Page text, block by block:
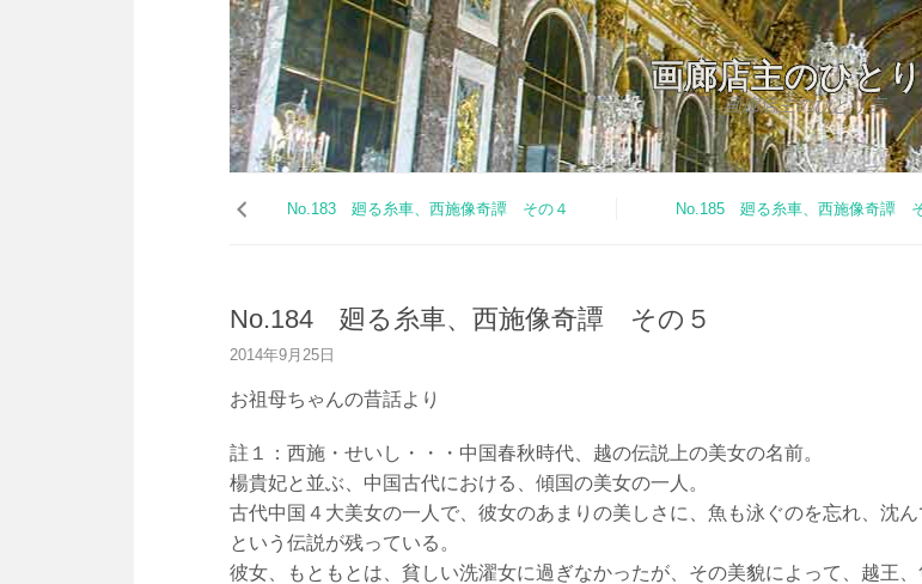
画廊店主のひと
画廊店主のひとり言
ン
ス
ッ
プ
No.183 廻る糸車、西施像奇譚 その４ No.185 廻る糸車、西施像奇譚
No.184 廻る糸車、西施像奇譚 その５
2014年9月25日
お祖母ちゃんの昔話より
註１：西施・せいし・・・中国春秋時代、越の伝説上の美女の名前。
楊貴妃と並ぶ、中国古代における、傾国の美女の一人。
古代中国４大美女の一人で、彼女のあまりの美しさに、魚も泳ぐのを忘れ、沈ん
という伝説が残っている。
彼女、もともとは、貧しい洗濯女に過ぎなかったが、その美貌によって、越王、